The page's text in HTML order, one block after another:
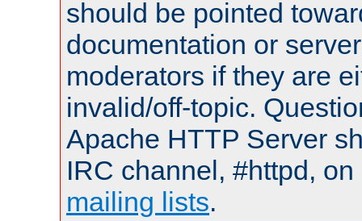
should be pointed
documentation or
moderators if they are
invalid/off-topic.
Apache HTTP Server
IRC channel, #httpd,
mailing lists.